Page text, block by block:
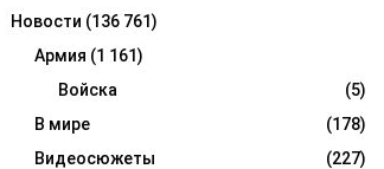
Новости (136 761)
Армия (1 161)
Войска
(5)
В мире
(178)
Видеосюжеты
(227)